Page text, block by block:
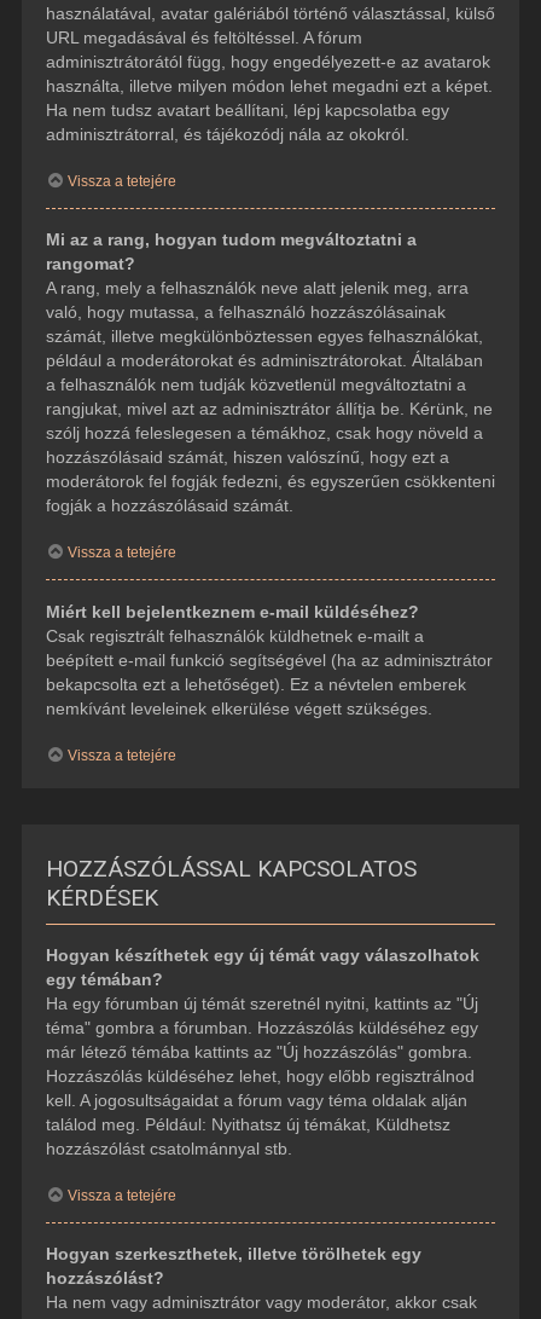
használatával, avatar galériából történő választással, külső
URL megadásával és feltöltéssel. A fórum
adminisztrátorától függ, hogy engedélyezett-e az avatarok
használta, illetve milyen módon lehet megadni ezt a képet.
Ha nem tudsz avatart beállítani, lépj kapcsolatba egy
adminisztrátorral, és tájékozódj nála az okokról.
Vissza a tetejére
Mi az a rang, hogyan tudom megváltoztatni a
rangomat?
A rang, mely a felhasználók neve alatt jelenik meg, arra
való, hogy mutassa, a felhasználó hozzászólásainak
számát, illetve megkülönböztessen egyes felhasználókat,
például a moderátorokat és adminisztrátorokat. Általában
a felhasználók nem tudják közvetlenül megváltoztatni a
rangjukat, mivel azt az adminisztrátor állítja be. Kérünk, ne
szólj hozzá feleslegesen a témákhoz, csak hogy növeld a
hozzászólásaid számát, hiszen valószínű, hogy ezt a
moderátorok fel fogják fedezni, és egyszerűen csökkenteni
fogják a hozzászólásaid számát.
Vissza a tetejére
Miért kell bejelentkeznem e-mail küldéséhez?
Csak regisztrált felhasználók küldhetnek e-mailt a
beépített e-mail funkció segítségével (ha az adminisztrátor
bekapcsolta ezt a lehetőséget). Ez a névtelen emberek
nemkívánt leveleinek elkerülése végett szükséges.
Vissza a tetejére
HOZZÁSZÓLÁSSAL KAPCSOLATOS
KÉRDÉSEK
Hogyan készíthetek egy új témát vagy válaszolhatok
egy témában?
Ha egy fórumban új témát szeretnél nyitni, kattints az "Új
téma" gombra a fórumban. Hozzászólás küldéséhez egy
már létező témába kattints az "Új hozzászólás" gombra.
Hozzászólás küldéséhez lehet, hogy előbb regisztrálnod
kell. A jogosultságaidat a fórum vagy téma oldalak alján
találod meg. Például: Nyithatsz új témákat, Küldhetsz
hozzászólást csatolmánnyal stb.
Vissza a tetejére
Hogyan szerkeszthetek, illetve törölhetek egy
hozzászólást?
Ha nem vagy adminisztrátor vagy moderátor, akkor csak